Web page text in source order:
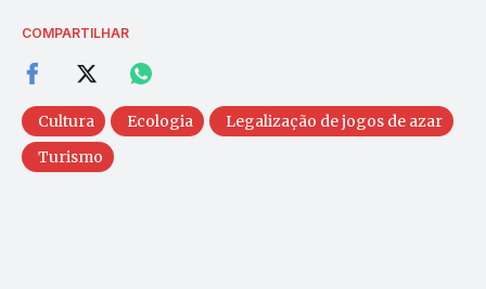
COMPARTILHAR
Cultura Ecologia
Legalização de jogos de azar
Turismo